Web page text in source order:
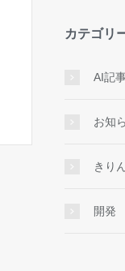
カテゴリ
AI記
お知
きり
開発